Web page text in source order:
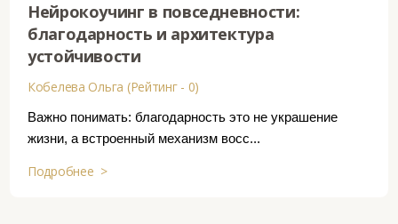
Нейрокоучинг в повседневности:
благодарность и архитектура
устойчивости
Кобелева Ольга (Рейтинг - 0)
Важно понимать: благодарность это не украшение
жизни, а встроенный механизм восс...
Подробнее >